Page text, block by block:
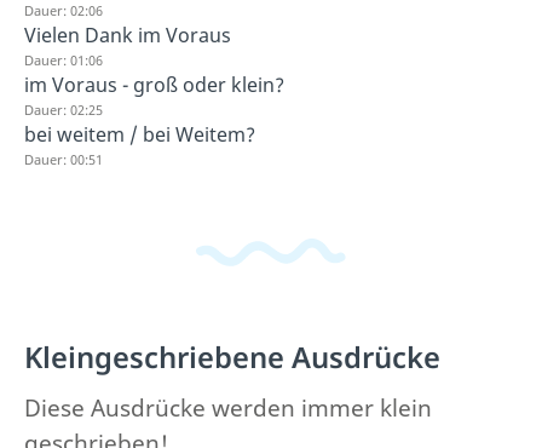
Dauer: 02:06
Vielen Dank im Voraus
Dauer: 01:06
im Voraus - groß oder klein?
Dauer: 02:25
bei weitem / bei Weitem?
Dauer: 00:51
Kleingeschriebene Ausdrücke
Diese Ausdrücke werden immer klein